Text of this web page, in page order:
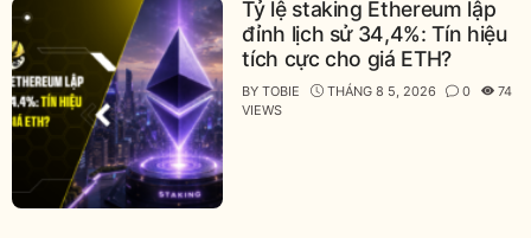
Tỷ lệ staking Ethereum lập
đỉnh lịch sử 34,4%: Tín hiệu
tích cực cho giá ETH?
BYTOBIE THÁNG 8 5, 2026 0
74
VIEWS